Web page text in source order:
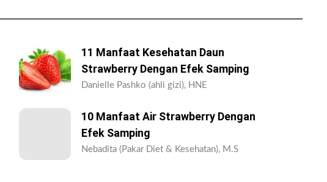
11 Manfaat Kesehatan Daun
Strawberry Dengan Efek Samping
Danielle Pashko (ahli gizi), HNE
10 Manfaat Air Strawberry Dengan
Efek Samping
Nebadita (Pakar Diet & Kesehatan), M.S